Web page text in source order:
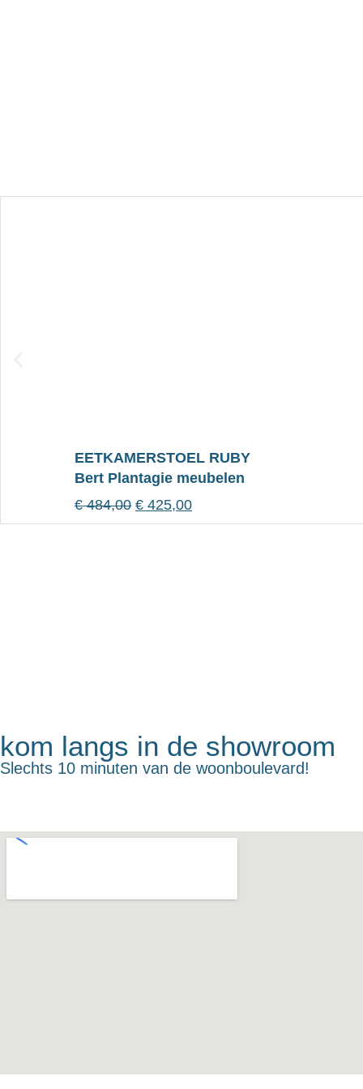
EETKAMERSTOEL RUBY
Bert Plantagie meubelen
€484,00 € 425,00
kom langs in de showroom
Slechts 10 minuten van de woonboulevard!